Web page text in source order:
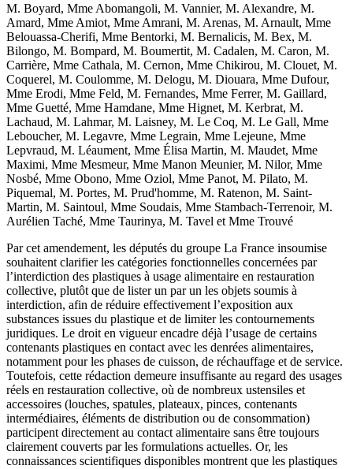
M. Boyard, Mme Abomangoli, M. Vannier, M. Alexandre, M.
Amard, Mme Amiot, Mme Amrani, M. Arenas, M. Arnault, Mme
Belouassa-Cherifi, Mme Bentorki, M. Bernalicis, M. Bex, M.
Bilongo, M. Bompard, M. Boumertit, M. Cadalen, M. Caron, M.
Carrière, Mme Cathala, M. Cernon, Mme Chikirou, M. Clouet, M.
Coquerel, M. Coulomme, M. Delogu, M. Diouara, Mme Dufour,
Mme Erodi, Mme Feld, M. Fernandes, Mme Ferrer, M. Gaillard,
Mme Guetté, Mme Hamdane, Mme Hignet, M. Kerbrat, M.
Lachaud, M. Lahmar, M. Laisney, M. Le Coq, M. Le Gall, Mme
Leboucher, M. Legavre, Mme Legrain, Mme Lejeune, Mme
Lepvraud, M. Léaument, Mme Élisa Martin, M. Maudet, Mme
Maximi, Mme Mesmeur, Mme Manon Meunier, M. Nilor, Mme
Nosbé, Mme Obono, Mme Oziol, Mme Panot, M. Pilato, M.
Piquemal, M. Portes, M. Prud'homme, M. Ratenon, M. Saint-
Martin, M. Saintoul, Mme Soudais, Mme Stambach-Terrenoir, M.
Aurélien Taché, Mme Taurinya, M. Tavel et Mme Trouvé
Par cet amendement, les députés du groupe La France insoumise
souhaitent clarifier les catégories fonctionnelles concernées par
l’interdiction des plastiques à usage alimentaire en restauration
collective, plutôt que de lister un par un les objets soumis à
interdiction, afin de réduire effectivement l’exposition aux
substances issues du plastique et de limiter les contournements
juridiques. Le droit en vigueur encadre déjà l’usage de certains
contenants plastiques en contact avec les denrées alimentaires,
notamment pour les phases de cuisson, de réchauffage et de service.
Toutefois, cette rédaction demeure insuffisante au regard des usages
réels en restauration collective, où de nombreux ustensiles et
accessoires (louches, spatules, plateaux, pinces, contenants
intermédiaires, éléments de distribution ou de consommation)
participent directement au contact alimentaire sans être toujours
clairement couverts par les formulations actuelles. Or, les
connaissances scientifiques disponibles montrent que les plastiques